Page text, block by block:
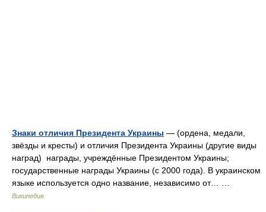
Знаки отличия Президента Украины — (ордена, медали,
звёзды и кресты) и отличия Президента Украины (другие виды
наград) награды, учреждённые Президентом Украины;
государственные награды Украины (с 2000 года). В украинском
языке используется одно название, независимо от… …
Википедия